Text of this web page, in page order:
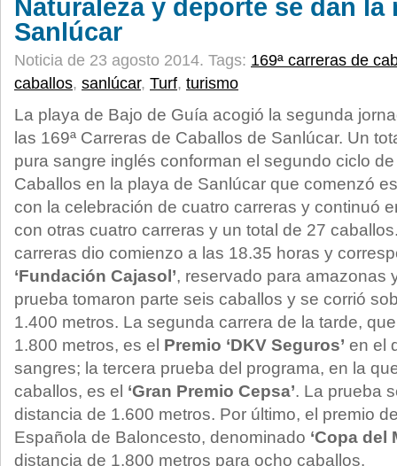
Naturaleza y deporte se dan la
Sanlúcar
Noticia de 23 agosto 2014. Tags: 169ª carreras de
caballos, sanlúcar, Turf, turismo
La playa de Bajo de Guía acogió la segunda
las 169ª Carreras de Caballos de Sanlúcar. Un
pura sangre inglés conforman el segundo ciclo
Caballos en la playa de Sanlúcar que comenzó
con la celebración de cuatro carreras y continuó
con otras cuatro carreras y un total de 27
carreras dio comienzo a las 18.35 horas y
‘Fundación Cajasol’, reservado para amazonas
prueba tomaron parte seis caballos y se corrió
1.400 metros. La segunda carrera de la tarde,
1.800 metros, es el Premio ‘DKV Seguros’ en el
sangres; la tercera prueba del programa, en la
caballos, es el ‘Gran Premio Cepsa’. La prueba
distancia de 1.600 metros. Por último, el premio
Española de Baloncesto, denominado ‘Copa del
distancia de 1.800 metros para ocho caballos.